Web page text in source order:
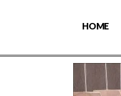
HOME